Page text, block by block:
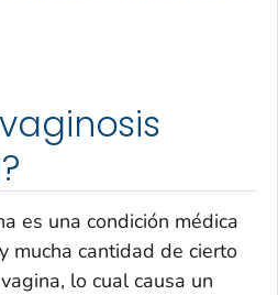
es una condición médica
mucha cantidad de cierto
lo cual causa un